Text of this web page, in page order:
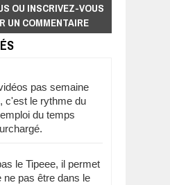
OU INSCRIVEZ-VOUS
UN COMMENTAIRE
pas semaine
c'est le rythme du
du temps
le Tipeee, il permet
pas être dans le